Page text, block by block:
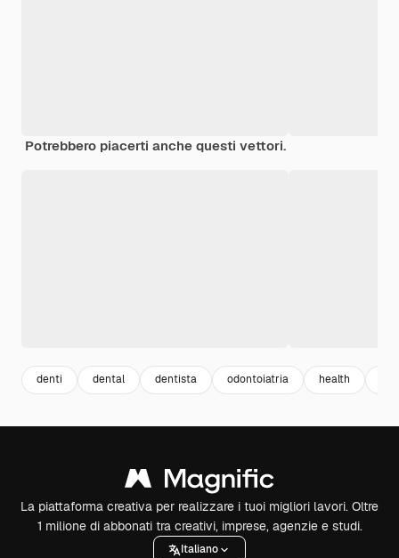
Potrebbero piacerti anche questi vettori.
denti dental dentista odontoiatria health
La piattaforma creativa per realizzare i tuoi migliori lavori. Oltre
1 milione di abbonati tra creativi, imprese, agenzie e studi.
Italiano